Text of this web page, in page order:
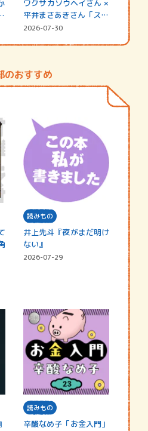
ワクサカソウヘイさん ×
平井まさあきさん「スペ
シャ…
2026-07-30
のおすすめ
読みもの
井上先斗『夜がまだ明け
ない』
2026-07-29
読みもの
辛酸なめ子「お金入門」